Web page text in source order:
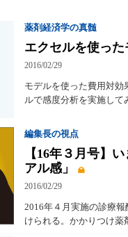
薬剤経済学の真髄
エクセルを使っ
2016/02/29
モデルを使った費用対
ルで感度分析を実施して
編集長の視点
【16年３月号】
アル感」
2016/02/29
2016年４月実施の診療
けられる。かかりつけ薬